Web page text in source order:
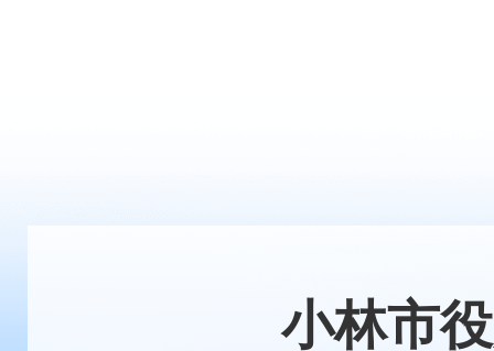
小林市